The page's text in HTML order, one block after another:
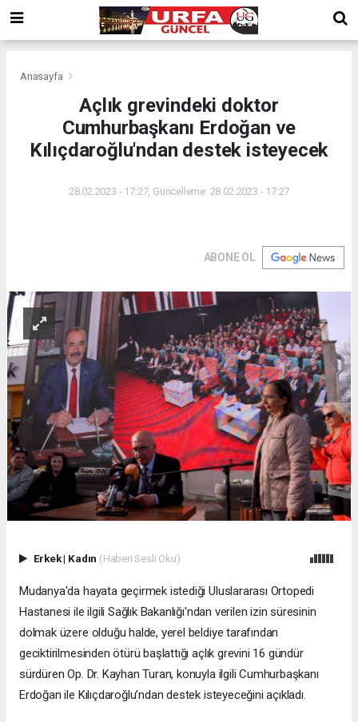
Anasayfa
Açlık grevindeki doktor
Cumhurbaşkanı Erdoğan ve
Kılıçdaroğlu'ndan destek isteyecek
28.02.2023 - 17:27, Güncelleme: 28.02.2023 - 17:27
ABONE OL
Erkek| Kadın (Haberi Sesli Oku)
Mudanya'da hayata geçirmek istediği Uluslararası Ortopedi
Hastanesi ile ilgili Sağlık Bakanlığı'ndan verilen izin süresinin
dolmak üzere olduğu halde, yerel beldiye tarafından
geciktirilmesinden ötürü başlattığı açlık grevini 16 gündür
sürdüren Op. Dr. Kayhan Turan, konuyla ilgili Cumhurbaşkanı
Erdoğan ile Kılıçdaroğlu’ndan destek isteyeceğini açıkladı.